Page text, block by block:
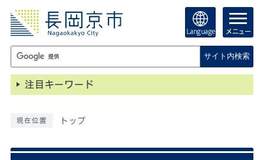
Language メニュー
サイト内検索
注目キーワード
現在位置 トップ